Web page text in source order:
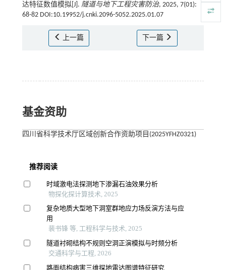
达特征数值模拟[J]. 隧道与地下工程灾害防治, 2025, 7(01):
68-82 DOI:10.19952/j.cnki.2096-5052.2025.01.07
上一篇 下一篇
基金资助
四川省科学技术厅区域创新合作资助项目(2025YFHZ0321)